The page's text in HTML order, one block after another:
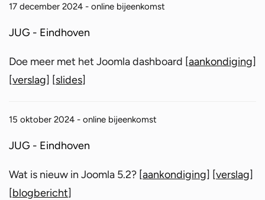
17 december 2024 - online bijeenkomst
JUG - Eindhoven
Doe meer met het Joomla dashboard [aankondiging]
[verslag] [slides]
15 oktober 2024 - online bijeenkomst
JUG - Eindhoven
Wat is nieuw in Joomla 5.2? [aankondiging] [verslag]
[blogbericht]